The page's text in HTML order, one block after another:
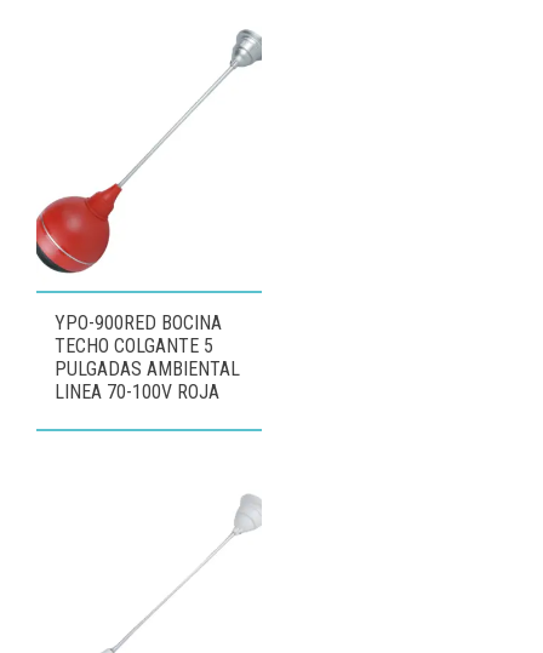
YPO-900RED BOCINA
TECHO COLGANTE 5
PULGADAS AMBIENTAL
LINEA 70-100V ROJA